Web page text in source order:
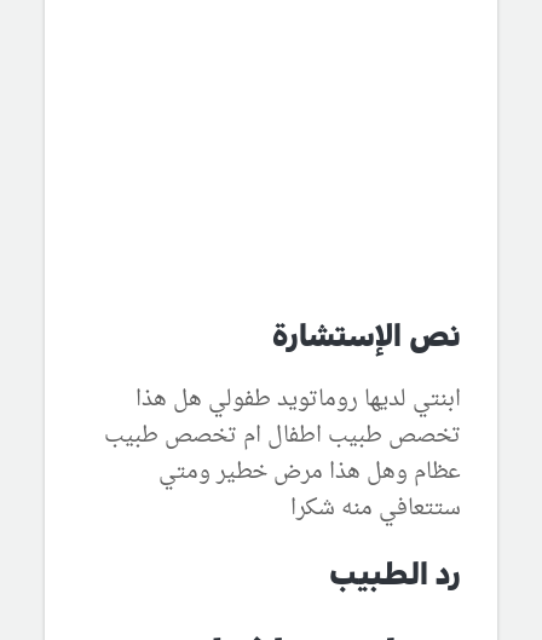
نص الإستشارة
ابنتي لديها روماتويد طفولي هل هذا
تخصص طبيب اطفال ام تخصص طبيب
عظام وهل هذا مرض خطير ومتي
ستتعافي منه شكرا
رد الطبيب